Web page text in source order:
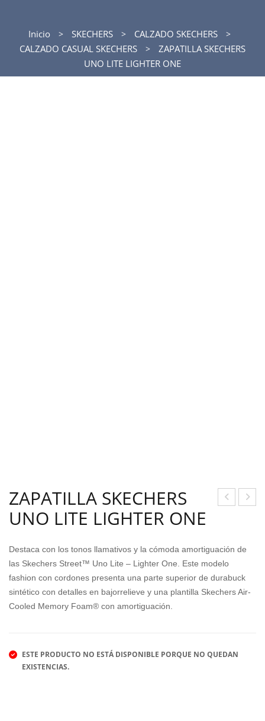
Inicio SKECHERS
CALZADO SKECHERS
CALZADO CASUAL SKECHERS
ZAPATILLA SKECHERS
UNO LITE LIGHTER ONE
A
MIZ
UN
O
SKE
RS
UN
ZAPATILLA SKECHERS
UNO LITE LIGHTER ONE
Destaca con los tonos llamativos y la cómoda amortiguación de
las Skechers Street™ Uno Lite – Lighter One. Este modelo
fashion con cordones presenta una parte superior de durabuck
sintético con detalles en bajorrelieve y una plantilla Skechers Air-
Cooled Memory Foam® con amortiguación.
ESTE PRODUCTO NO ESTÁ DISPONIBLE PORQUE NO QUEDAN
EXISTENCIAS.